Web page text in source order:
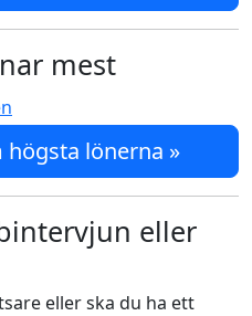
mest
högsta lönerna »
eller
eller ska du ha ett